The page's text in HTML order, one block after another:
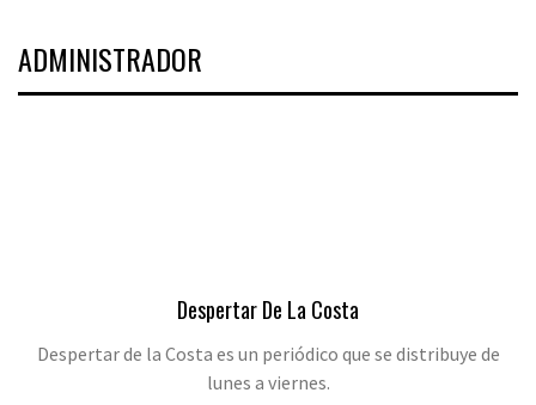
ADMINISTRADOR
Despertar De La Costa
Despertar de la Costa es un periódico que se distribuye de
lunes a viernes.